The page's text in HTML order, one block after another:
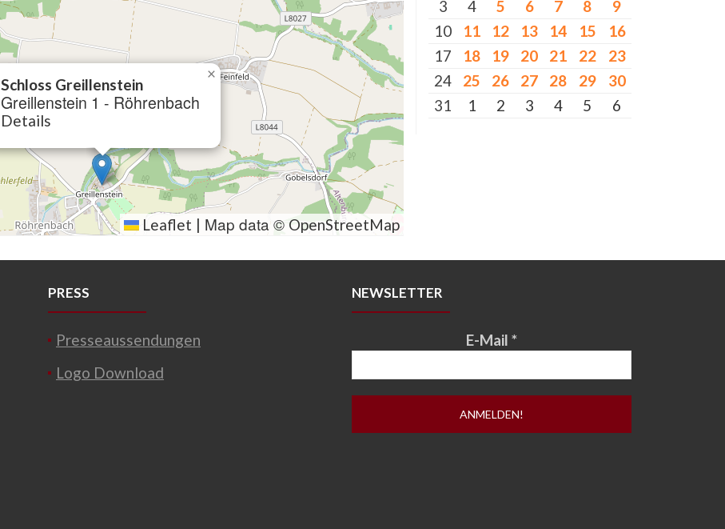
Schloss Greillenstein
Greillenstein 1 - Röhrenbach
Details
×
Leaflet | Map data © OpenStreetMap
3
4 5 6 7 8
9
10
11 12 13 14 15
16
17
18 19 20 21 22
23
24
25 26 27 28 29
30
31
1 2 3 4 5 6
PRESS
Presseaussendungen
Logo Download
NEWSLETTER
E-Mail *